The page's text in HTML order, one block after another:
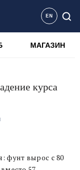
EN
МАГАЗИН
курса
фунт вырос с 80